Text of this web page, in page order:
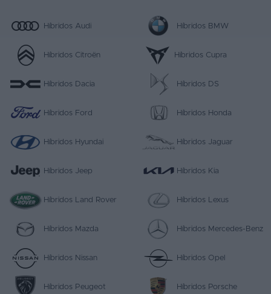
Híbridos Audi Híbridos BMW
Híbridos Citroën Híbridos Cupra
Híbridos Dacia Híbridos DS
Híbridos Ford Híbridos Honda
Híbridos Hyundai Híbridos Jaguar
Híbridos Jeep Híbridos Kia
Híbridos Land Rover Híbridos Lexus
Híbridos Mazda Híbridos Mercedes-Benz
Híbridos Nissan Híbridos Opel
Híbridos Peugeot Híbridos Porsche